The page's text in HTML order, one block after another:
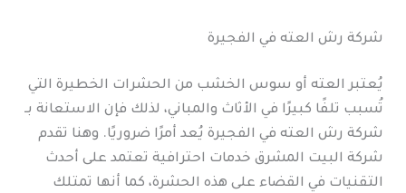
شركة رش العته في الفجيرة
يُعتبر العته أو سوس الخشب من الحشرات الخطيرة التي
تُسبب تلفًا كبيرًا في الأثاث والمباني، لذلك فإن الاستعانة بـ
شركة رش العته في الفجيرة يُعد أمرًا ضروريًا. وهنا تقدم
شركة البيت المشرق خدمات احترافية تعتمد على أحدث
التقنيات في القضاء على هذه الحشرة، كما أنها تمتلك